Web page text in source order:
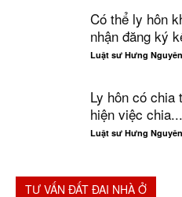
Có thể ly hôn
nhận đăng ký
Luật sư Hưng Nguyên
Ly hôn có
hiện việc chia...
Luật sư Hưng Nguyên
TƯ VẤN ĐẤT ĐAI NHÀ Ở